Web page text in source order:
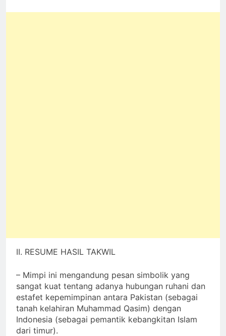
II. RESUME HASIL TAKWIL
– Mimpi ini mengandung pesan simbolik yang
sangat kuat tentang adanya hubungan ruhani dan
estafet kepemimpinan antara Pakistan (sebagai
tanah kelahiran Muhammad Qasim) dengan
Indonesia (sebagai pemantik kebangkitan Islam
dari timur).